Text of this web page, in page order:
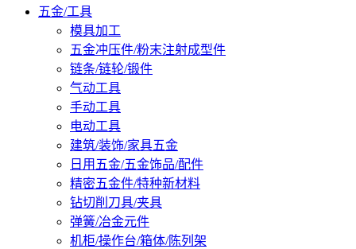
五金/工具
模具加工
五金冲压件/粉末注射成型件
链条/链轮/锻件
气动工具
手动工具
电动工具
建筑/装饰/家具五金
日用五金/五金饰品/配件
精密五金件/特种新材料
钻切削刀具/夹具
弹簧/冶金元件
机柜/操作台/箱体/陈列架